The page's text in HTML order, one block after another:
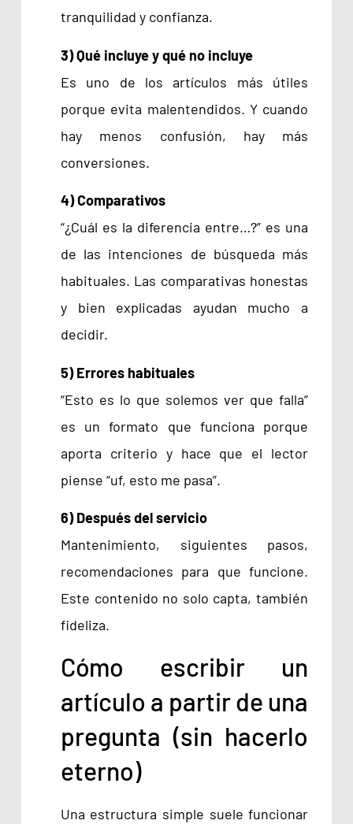
tranquilidad y confianza.
3) Qué incluye y qué no incluye
Es uno de los artículos más útiles
porque evita malentendidos. Y cuando
hay menos confusión, hay más
conversiones.
4) Comparativos
“¿Cuál es la diferencia entre…?” es una
de las intenciones de búsqueda más
habituales. Las comparativas honestas
y bien explicadas ayudan mucho a
decidir.
5) Errores habituales
“Esto es lo que solemos ver que falla”
es un formato que funciona porque
aporta criterio y hace que el lector
piense “uf, esto me pasa”.
6) Después del servicio
Mantenimiento, siguientes pasos,
recomendaciones para que funcione.
Este contenido no solo capta, también
fideliza.
Cómo escribir un
artículo a partir de una
pregunta (sin hacerlo
eterno)
Una estructura simple suele funcionar